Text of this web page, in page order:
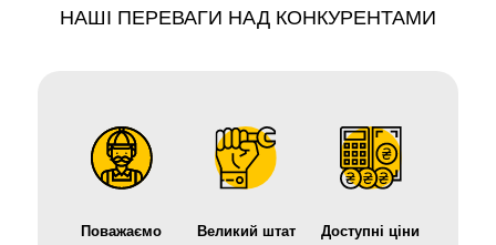
НАШІ ПЕРЕВАГИ НАД КОНКУРЕНТАМИ
Поважаємо
Великий штат
Доступні ціни